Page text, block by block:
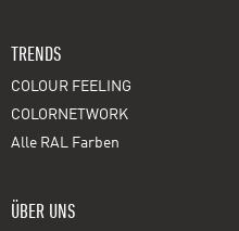
TRENDS
COLOUR FEELING
COLORNETWORK
Alle RAL Farben
ÜBER UNS